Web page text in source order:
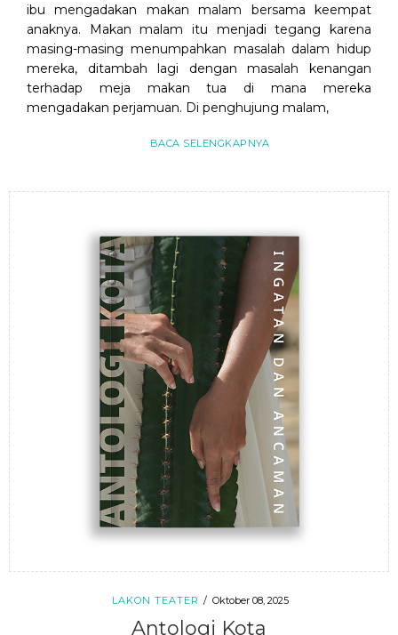
ibu mengadakan makan malam bersama keempat
anaknya. Makan malam itu menjadi tegang karena
masing-masing menumpahkan masalah dalam hidup
mereka, ditambah lagi dengan masalah kenangan
terhadap meja makan tua di mana mereka
mengadakan perjamuan. Di penghujung malam,
BACA SELENGKAPNYA
LAKON TEATER Oktober 08, 2025
Antologi Kota